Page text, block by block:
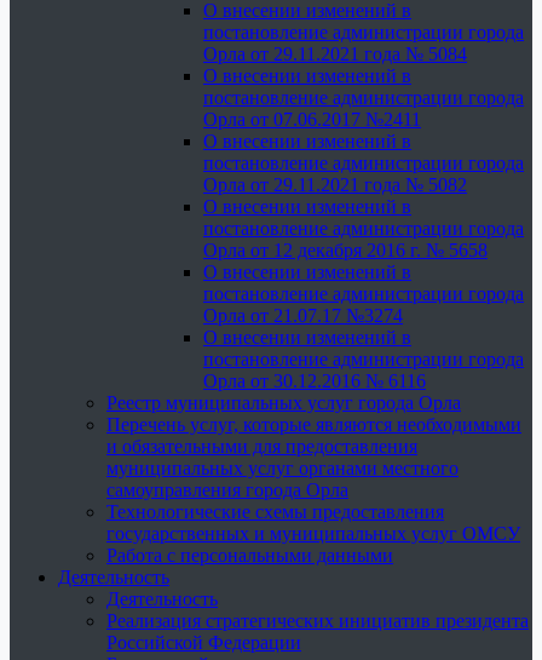
О внесении изменений в
постановление администрации города
Орла от 29.11.2021 года № 5084
О внесении изменений в
постановление администрации города
Орла от 07.06.2017 №2411
О внесении изменений в
постановление администрации города
Орла от 29.11.2021 года № 5082
О внесении изменений в
постановление администрации города
Орла от 12 декабря 2016 г. № 5658
О внесении изменений в
постановление администрации города
Орла от 21.07.17 №3274
О внесении изменений в
постановление администрации города
Орла от 30.12.2016 № 6116
Реестр муниципальных услуг города Орла
Перечень услуг, которые являются необходимыми
и обязательными для предоставления
муниципальных услуг органами местного
самоуправления города Орла
Технологические схемы предоставления
государственных и муниципальных услуг ОМСУ
Работа с персональными данными
Деятельность
Деятельность
Реализация стратегических инициатив президента
Российской Федерации